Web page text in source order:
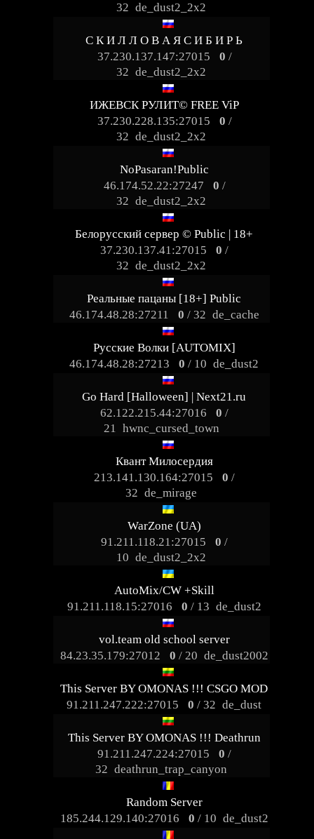
32 de_dust2_2x2
С К И Л Л О В А Я С И Б И Р Ь
37.230.137.147:27015
0 /
32 de_dust2_2x2
ИЖЕВСК РУЛИТ© FREE ViP
37.230.228.135:27015
0 /
32 de_dust2_2x2
NoPasaran!Public
46.174.52.22:27247
0 /
32 de_dust2_2x2
Белорусский сервер © Public | 18+
37.230.137.41:27015
0 /
32 de_dust2_2x2
Реальные пацаны [18+] Public
46.174.48.28:27211
0 / 32 de_cache
Русские Волки [AUTOMIX]
46.174.48.28:27213
0 / 10 de_dust2
Go Hard [Halloween] | Next21.ru
62.122.215.44:27016
0 /
21 hwnc_cursed_town
Квант Милосердия
213.141.130.164:27015
0 /
32 de_mirage
WarZone (UA)
91.211.118.21:27015
0 /
10 de_dust2_2x2
AutoMix/CW +Skill
91.211.118.15:27016
0 / 13 de_dust2
vol.team old school server
84.23.35.179:27012
0 / 20 de_dust2002
This Server BY OMONAS !!! CSGO MOD
91.211.247.222:27015
0 / 32 de_dust
This Server BY OMONAS !!! Deathrun
91.211.247.224:27015
0 /
32 deathrun_trap_canyon
Random Server
185.244.129.140:27016
0 / 10 de_dust2